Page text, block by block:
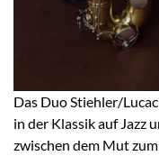
Das Duo Stiehler/
in der Klassik auf Jazz
zwischen dem Mut